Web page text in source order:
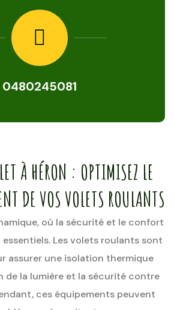
0480245081
À HÉRON : OPTIMISEZ LE
DE VOS VOLETS ROULANTS
où la sécurité et le confort
Les volets roulants sont
assurer une isolation thermique
de la lumière et la sécurité contre
ces équipements peuvent